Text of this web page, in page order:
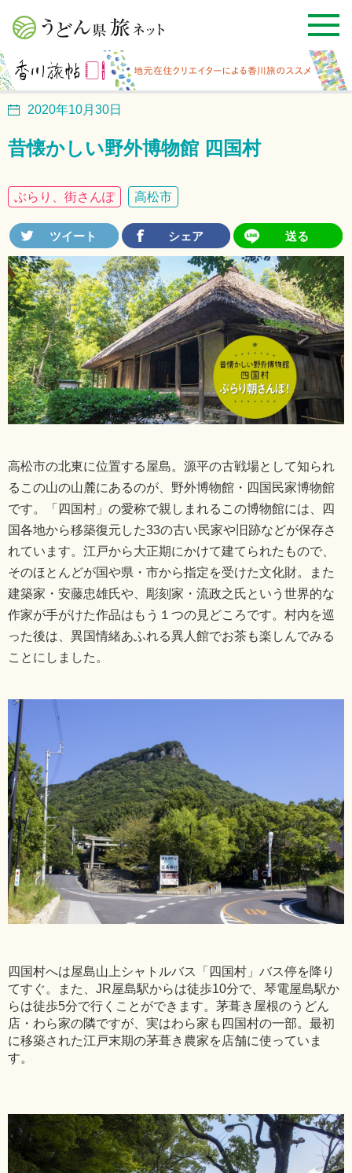
2020年10月30日
昔懐かしい野外博物館 四国村
ぶらり、街さんぽ 高松市
高松市の北東に位置する屋島。源平の古戦場として知られ
るこの山の山麓にあるのが、野外博物館・四国民家博物館
です。「四国村」の愛称で親しまれるこの博物館には、四
国各地から移築復元した33の古い民家や旧跡などが保存さ
れています。江戸から大正期にかけて建てられたもので、
そのほとんどが国や県・市から指定を受けた文化財。また
建築家・安藤忠雄氏や、彫刻家・流政之氏という世界的な
作家が手がけた作品はもう１つの見どころです。村内を巡
った後は、異国情緒あふれる異人館でお茶も楽しんでみる
ことにしました。
四国村へは屋島山上シャトルバス「四国村」バス停を降り
てすぐ。また、JR屋島駅からは徒歩10分で、琴電屋島駅か
らは徒歩5分で行くことができます。茅葺き屋根のうどん
店・わら家の隣ですが、実はわら家も四国村の一部。最初
に移築された江戸末期の茅葺き農家を店舗に使っていま
す。